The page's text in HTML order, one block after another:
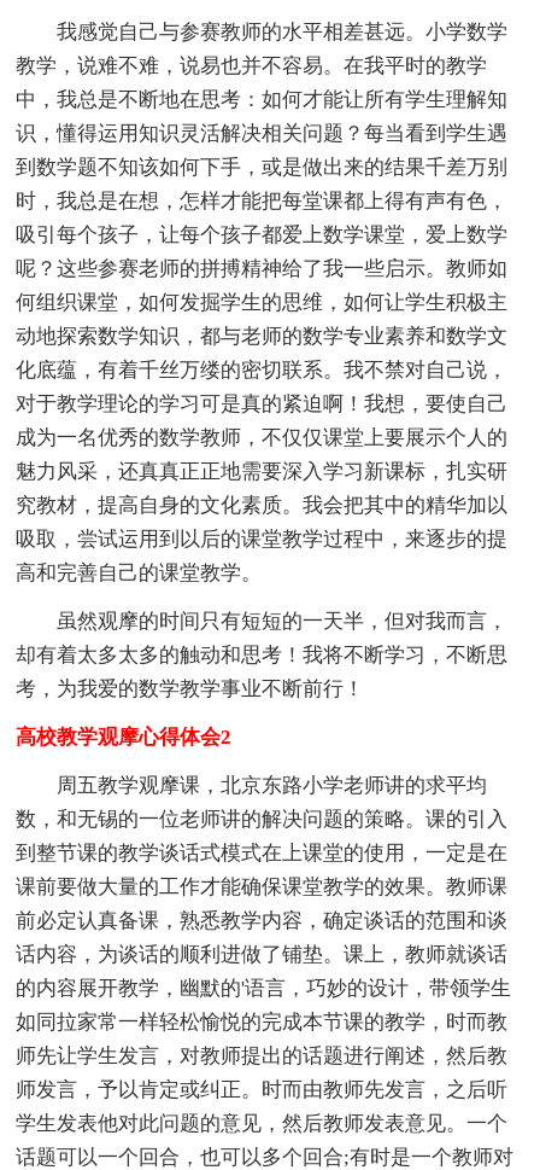
我感觉自己与参赛教师的水平相差甚远。小学数学
教学，说难不难，说易也并不容易。在我平时的教学
中，我总是不断地在思考：如何才能让所有学生理解知
识，懂得运用知识灵活解决相关问题？每当看到学生遇
到数学题不知该如何下手，或是做出来的结果千差万别
时，我总是在想，怎样才能把每堂课都上得有声有色，
吸引每个孩子，让每个孩子都爱上数学课堂，爱上数学
呢？这些参赛老师的拼搏精神给了我一些启示。教师如
何组织课堂，如何发掘学生的思维，如何让学生积极主
动地探索数学知识，都与老师的数学专业素养和数学文
化底蕴，有着千丝万缕的密切联系。我不禁对自己说，
对于教学理论的学习可是真的紧迫啊！我想，要使自己
成为一名优秀的数学教师，不仅仅课堂上要展示个人的
魅力风采，还真真正正地需要深入学习新课标，扎实研
究教材，提高自身的文化素质。我会把其中的精华加以
吸取，尝试运用到以后的课堂教学过程中，来逐步的提
高和完善自己的课堂教学。
虽然观摩的时间只有短短的一天半，但对我而言，
却有着太多太多的触动和思考！我将不断学习，不断思
考，为我爱的数学教学事业不断前行！
高校教学观摩心得体会2
周五教学观摩课，北京东路小学老师讲的求平均
数，和无锡的一位老师讲的解决问题的策略。课的引入
到整节课的教学谈话式模式在上课堂的使用，一定是在
课前要做大量的工作才能确保课堂教学的效果。教师课
前必定认真备课，熟悉教学内容，确定谈话的范围和谈
话内容，为谈话的顺利进做了铺垫。课上，教师就谈话
的内容展开教学，幽默的'语言，巧妙的设计，带领学生
如同拉家常一样轻松愉悦的完成本节课的教学，时而教
师先让学生发言，对教师提出的话题进行阐述，然后教
师发言，予以肯定或纠正。时而由教师先发言，之后听
学生发表他对此问题的意见，然后教师发表意见。一个
话题可以一个回合，也可以多个回合;有时是一个教师对